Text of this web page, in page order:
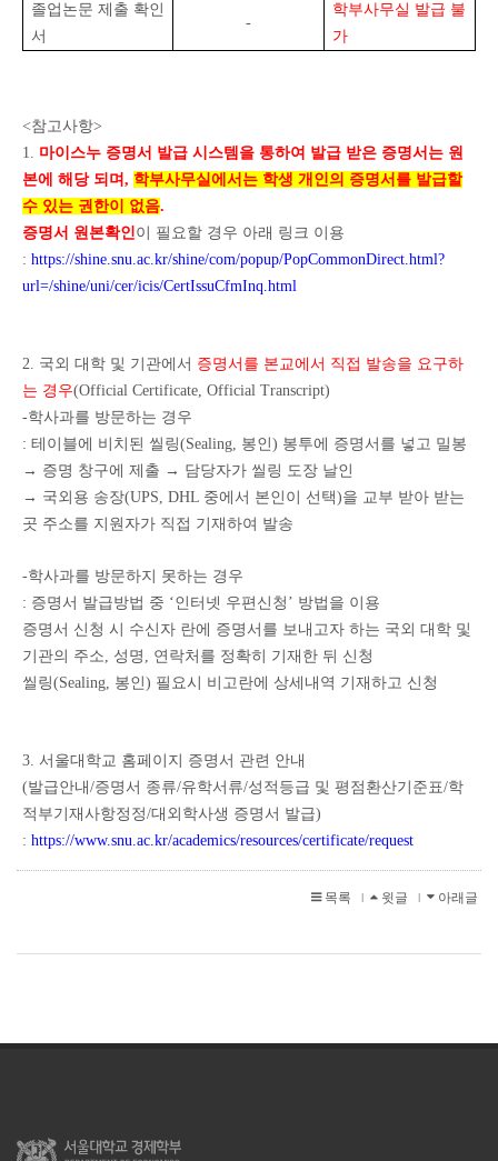
졸업논문 제출 확인
서
-
학부사무실 발급 불
가
<참고사항>
1. 마이스누 증명서 발급 시스템을 통하여 발급 받은 증명서는 원
본에 해당 되며 , 학부사무실에서는 학생 개인의 증명서를 발급할
수 있는 권한이 없음.
증명서 원본확인이 필요할 경우 아래 링크 이용
: https://shine.snu.ac.kr/shine/com/popup/PopCommonDirect.html?
url=/shine/uni/cer/icis/CertIssuCfmInq.html
2. 국외 대학 및 기관에서 증명서를 본교에서 직접 발송을 요구하
는 경우(Official Certificate, Official Transcript)
-학사과를 방문하는 경우
: 테이블에 비치된 씰링(Sealing, 봉인) 봉투에 증명서를 넣고 밀봉
→ 증명 창구에 제출 → 담당자가 씰링 도장 날인
→ 국외용 송장(UPS, DHL 중에서 본인이 선택)을 교부 받아 받는
곳 주소를 지원자가 직접 기재하여 발송
-학사과를 방문하지 못하는 경우
: 증명서 발급방법 중 ‘인터넷 우편신청 ’ 방법을 이용
증명서 신청 시 수신자 란에 증명서를 보내고자 하는 국외 대학 및
기관의 주소, 성명 , 연락처를 정확히 기재한 뒤 신청
씰링(Sealing, 봉인) 필요시 비고란에 상세내역 기재하고 신청
3. 서울대학교 홈페이지 증명서 관련 안내
(발급안내 /증명서 종류/유학서류/성적등급 및 평점환산기준표/학
적부기재사항정정/대외학사생 증명서 발급)
: https://www.snu.ac.kr/academics/resources/certificate/request
목록 l 윗글 l 아래글